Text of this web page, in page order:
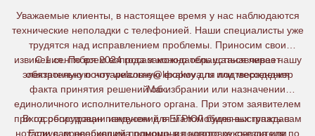
Уважаемые клиенты, в настоящее время у нас наблюдаются
технические неполадки с телефонией. Наши специалисты уже
трудятся над исправлением проблемы. Приносим свои
извинения. По всем вопросам можно обращаться через нашу
электронную почту welcome@lexakova.ru или мессенджер
Max.
С 1 сентября 2024 года законодатель устанавливает
обязательную нотариальную форму для подтверждения
факта принятия решений об избрании или назначении
единоличного исполнительного органа. При этом заявителем
при госрегистрации изменений в ЕГРЮЛ будет выступать сам
нотариус, проверивший полномочия нового руководителя по
Вход оборудован пандусом для маломобильных граждан.
Если вам необходима помощь в подготовке съезда или